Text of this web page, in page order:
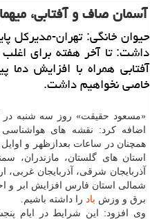
آسمان صاف و آفتابی،
حیوان خانگی: تهران-مدیركل
داشت: تا آخر هفته برای
آفتابی همراه با افزایش
خاصی نخواهیم داشت.
«مسعود حقیقت» روز سه شنبه در
اضافه كرد: نقشه های
همچنان در ساعات بعدازظهر و
استان های گلستان، مازندران،
آذربایجان شرقی، آذربایجان
شمالی استان فارس افزایش ابر و
برق و وزش باد را داشته باشیم.
وی افزود: این شرایط در ایام